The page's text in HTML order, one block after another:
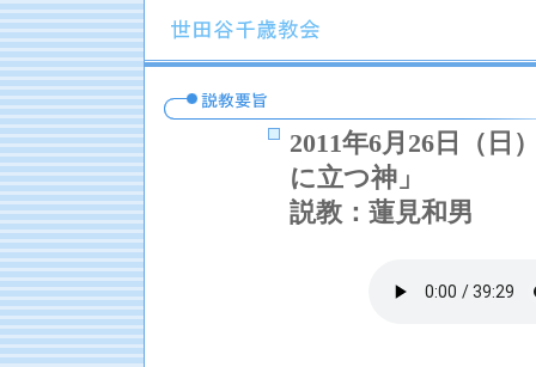
2011年6月26日（日
に立つ神」
説教：蓮見和男